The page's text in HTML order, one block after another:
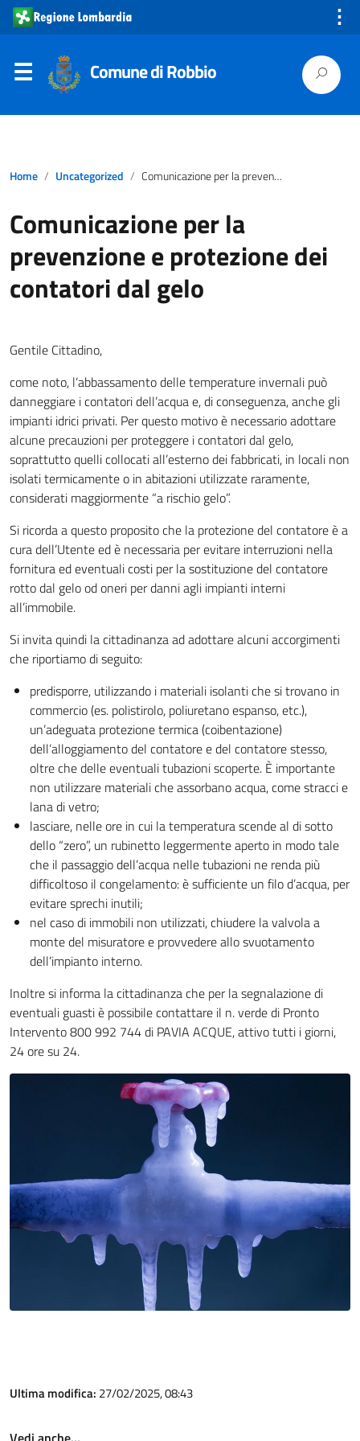
⋮
Comune di Robbio
Home Uncategorized Comunicazione per la prevenzione e protezione dei contatori dal gelo
Comunicazione per la
prevenzione e protezione dei
contatori dal gelo
Gentile Cittadino,
come noto, l’abbassamento delle temperature invernali può
danneggiare i contatori dell’acqua e, di conseguenza, anche gli
impianti idrici privati. Per questo motivo è necessario adottare
alcune precauzioni per proteggere i contatori dal gelo,
soprattutto quelli collocati all’esterno dei fabbricati, in locali non
isolati termicamente o in abitazioni utilizzate raramente,
considerati maggiormente “a rischio gelo”.
Si ricorda a questo proposito che la protezione del contatore è a
cura dell’Utente ed è necessaria per evitare interruzioni nella
fornitura ed eventuali costi per la sostituzione del contatore
rotto dal gelo od oneri per danni agli impianti interni
all’immobile.
Si invita quindi la cittadinanza ad adottare alcuni accorgimenti
che riportiamo di seguito:
predisporre, utilizzando i materiali isolanti che si trovano in
commercio (es. polistirolo, poliuretano espanso, etc.),
un’adeguata protezione termica (coibentazione)
dell’alloggiamento del contatore e del contatore stesso,
oltre che delle eventuali tubazioni scoperte. È importante
non utilizzare materiali che assorbano acqua, come stracci e
lana di vetro;
lasciare, nelle ore in cui la temperatura scende al di sotto
dello “zero”, un rubinetto leggermente aperto in modo tale
che il passaggio dell’acqua nelle tubazioni ne renda più
difficoltoso il congelamento: è sufficiente un filo d’acqua, per
evitare sprechi inutili;
nel caso di immobili non utilizzati, chiudere la valvola a
monte del misuratore e provvedere allo svuotamento
dell’impianto interno.
Inoltre si informa la cittadinanza che per la segnalazione di
eventuali guasti è possibile contattare il n. verde di Pronto
Intervento 800 992 744 di PAVIA ACQUE, attivo tutti i giorni,
24 ore su 24.
Ultima modifica: 27/02/2025, 08:43